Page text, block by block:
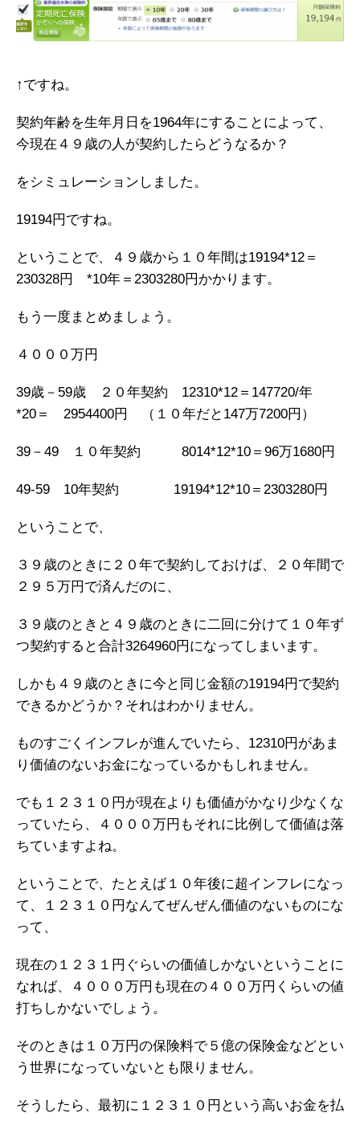
↑ですね。
契約年齢を生年月日を1964年にすることによって、
今現在４９歳の人が契約したらどうなるか？
をシミュレーションしました。
19194円ですね。
ということで、４９歳から１０年間は19194*12＝
230328円 *10年＝2303280円かかります。
もう一度まとめましょう。
４０００万円
39歳－59歳 ２０年契約 12310*12＝147720/年
*20＝ 2954400円 （１０年だと147万7200円）
39－49 １０年契約 8014*12*10＝96万1680円
49-59 10年契約 19194*12*10＝2303280円
ということで、
３９歳のときに２０年で契約しておけば、２０年間で
２９５万円で済んだのに、
３９歳のときと４９歳のときに二回に分けて１０年ず
つ契約すると合計3264960円になってしまいます。
しかも４９歳のときに今と同じ金額の19194円で契約
できるかどうか？それはわかりません。
ものすごくインフレが進んでいたら、12310円があま
り価値のないお金になっているかもしれません。
でも１２３１０円が現在よりも価値がかなり少なくな
っていたら、４０００万円もそれに比例して価値は落
ちていますよね。
ということで、たとえば１０年後に超インフレになっ
て、１２３１０円なんてぜんぜん価値のないものにな
って、
現在の１２３１円ぐらいの価値しかないということに
なれば、４０００万円も現在の４００万円くらいの値
打ちしかないでしょう。
そのときは１０万円の保険料で５億の保険金などとい
う世界になっていないとも限りません。
そうしたら、最初に１２３１０円という高いお金を払